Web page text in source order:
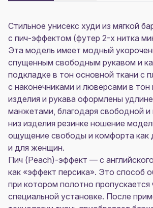
Стильное унисекс худи из мягкой
с пич-эффектом (футер 2-х нитка
Эта модель имеет модный
спущенным свободным рукавом и
подкладке в тон основной ткани с
с наконечниками и люверсами в тон
изделия и рукава оформлены
манжетами, благодаря свободной и
низ изделия резинке ношение
ощущение свободы и комфорта как
и для женщин.
Пич (Peach)-эффект — с
как «эффект персика». Это способ
при котором полотно пропускается
специальной установке. После